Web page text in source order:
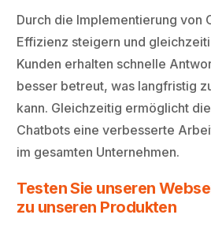
Durch die Implementierung von
Effizienz steigern und
Kunden erhalten schnelle
besser betreut, was langfristig
kann. Gleichzeitig ermöglicht
Chatbots eine verbesserte
im gesamten Unternehmen.
Testen Sie unseren
zu unseren Produkten